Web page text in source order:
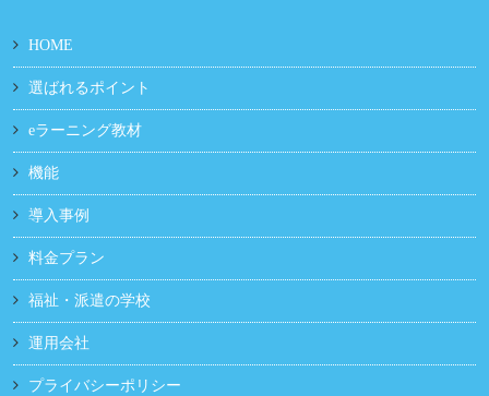
HOME
選ばれるポイント
eラーニング教材
機能
導入事例
料金プラン
福祉・派遣の学校
運用会社
プライバシーポリシー